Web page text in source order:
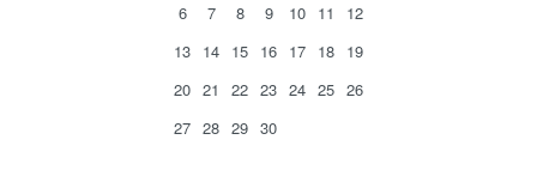
6
7 8 9 10 11
12
13 14 15 16 17 18 19
20 21 22 23 24 25 26
27 28 29 30